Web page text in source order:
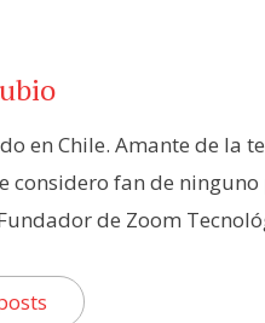
en Chile. Amante de la
considero fan de
de Zoom